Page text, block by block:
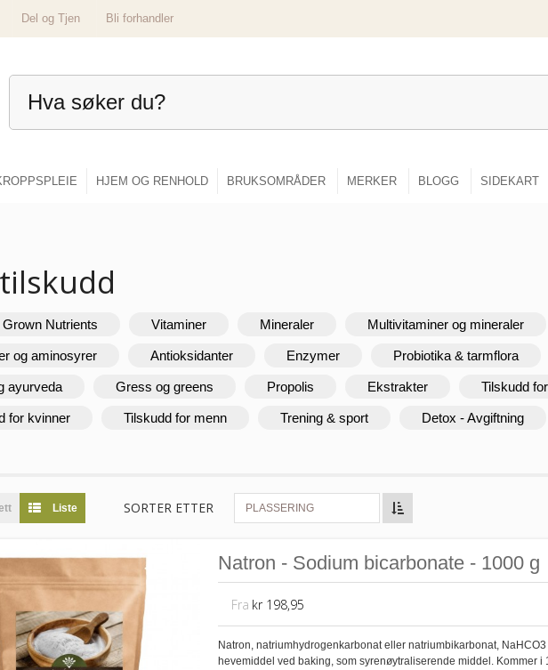
Del og Tjen
Bli forhandler
HJEM OG RENHOLD BRUKSOMRÅDER MERKER BLOGG SIDEKART
Grown Nutrients Vitaminer Mineraler Multivitaminer og mineraler
og aminosyrer Antioksidanter Enzymer Probiotika & tarmflora
ayurveda Gress og greens Propolis Ekstrakter Tilskudd
for kvinner Tilskudd for menn Trening & sport Detox - Avgiftning
Liste SORTER ETTER PLASSERING
Natron - Sodium bicarbonate - 1000 g
Fra kr 198,95
Natron, natriumhydrogenkarbonat eller natriumbikarbonat,
hevemiddel ved baking, som syrenøytraliserende middel. Kommer